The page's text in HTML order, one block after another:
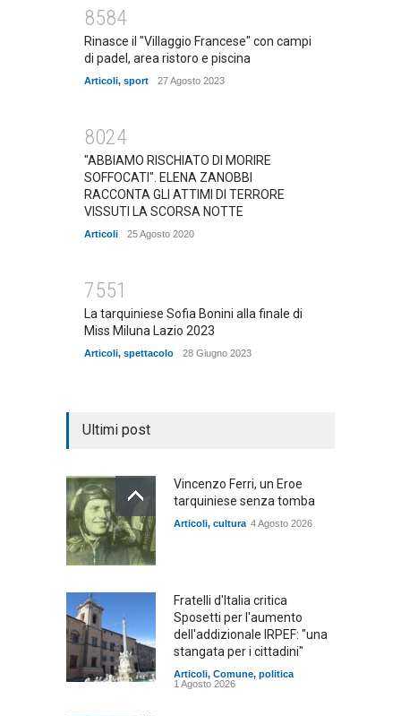
8584
Rinasce il "Villaggio Francese" con campi
di padel, area ristoro e piscina
Articoli, sport 27 Agosto 2023
8024
"ABBIAMO RISCHIATO DI MORIRE
SOFFOCATI". ELENA ZANOBBI
RACCONTA GLI ATTIMI DI TERRORE
VISSUTI LA SCORSA NOTTE
Articoli 25 Agosto 2020
7551
La tarquiniese Sofia Bonini alla finale di
Miss Miluna Lazio 2023
Articoli, spettacolo 28 Giugno 2023
Ultimi post
Vincenzo Ferri, un Eroe
tarquiniese senza tomba
Articoli, cultura 4 Agosto 2026
Fratelli d'Italia critica
Sposetti per l'aumento
dell'addizionale IRPEF: "una
stangata per i cittadini"
Articoli, Comune, politica
1 Agosto 2026